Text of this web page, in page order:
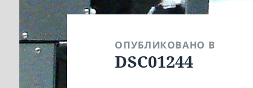
Навигация
по
записям
ОПУБЛИКОВАНО В
DSC01244